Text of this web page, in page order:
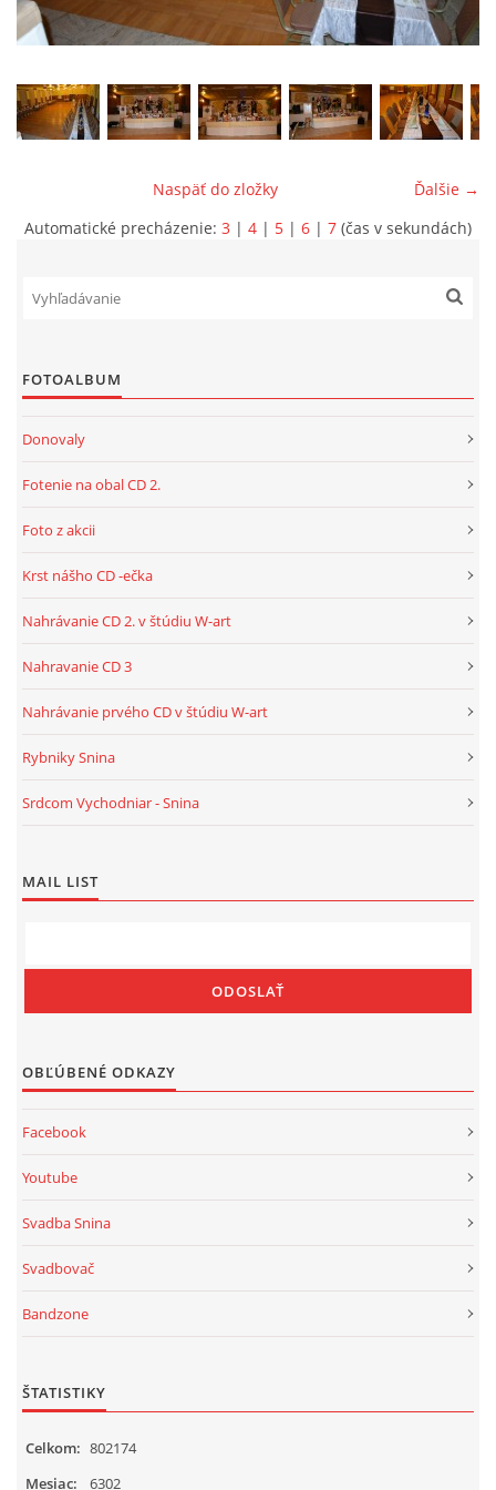
ONÁS
KONTAKTUJTE NÁS
© 2026 eStránky.sk
Ďalšie →
Naspäť do zložky
Automatické precházenie: 3 | 4 | 5 | 6 | 7 (čas v sekundách)
FOTOALBUM
Donovaly
Fotenie na obal CD 2.
Foto z akcii
Krst nášho CD -ečka
Nahrávanie CD 2. v štúdiu W-art
Nahravanie CD 3
Nahrávanie prvého CD v štúdiu W-art
Rybniky Snina
Srdcom Vychodniar - Snina
MAIL LIST
OBĽÚBENÉ ODKAZY
Facebook
Youtube
Svadba Snina
Svadbovač
Bandzone
ŠTATISTIKY
Celkom: 802174
Mesiac:
6302